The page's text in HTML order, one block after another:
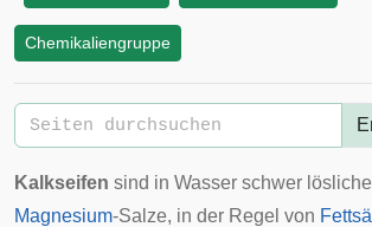
Chemikaliengruppe
Kalkseifen sind in Wasser schwer lösliche
Magnesium-Salze, in der Regel von